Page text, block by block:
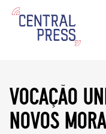
vocação
novos